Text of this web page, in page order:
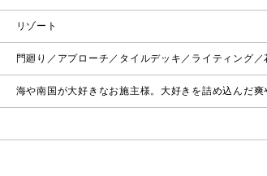
リゾート
門廻り／アプローチ／タイルデッキ／ライティング
海や南国が大好きなお施主様。大好きを詰め込んだ爽